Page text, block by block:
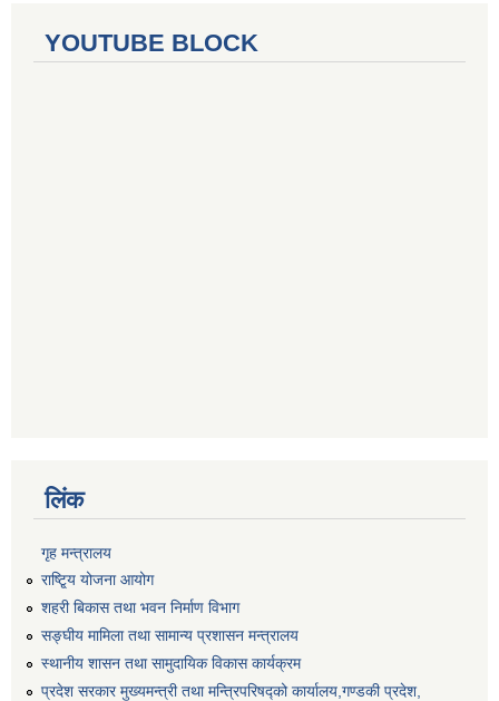
YOUTUBE BLOCK
लिंक
गृह मन्त्रालय
राष्टि्ृय योजना आयोग
शहरी बिकास तथा भवन निर्माण विभाग
सङ्घीय मामिला तथा सामान्य प्रशासन मन्त्रालय
स्थानीय शासन तथा सामुदायिक विकास कार्यक्रम
प्रदेश सरकार मुख्यमन्त्री तथा मन्त्रिपरिषद्को कार्यालय,गण्डकी प्रदेश,